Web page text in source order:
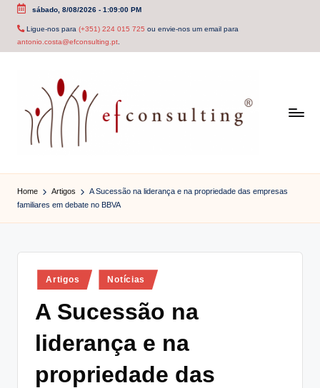
Skip
sábado, 8/08/2026- 1:09:00 PM
Ligue-nos para (+351) 224 015 725 ou envie-nos um email para
antonio.costa@efconsulting.pt.
f
Home Artigos
A Sucessão na liderança e na propriedade das empresas
familiares em debate no BBVA
Posted
in
Artigos Notícias
A Sucessão na
liderança e na
propriedade das